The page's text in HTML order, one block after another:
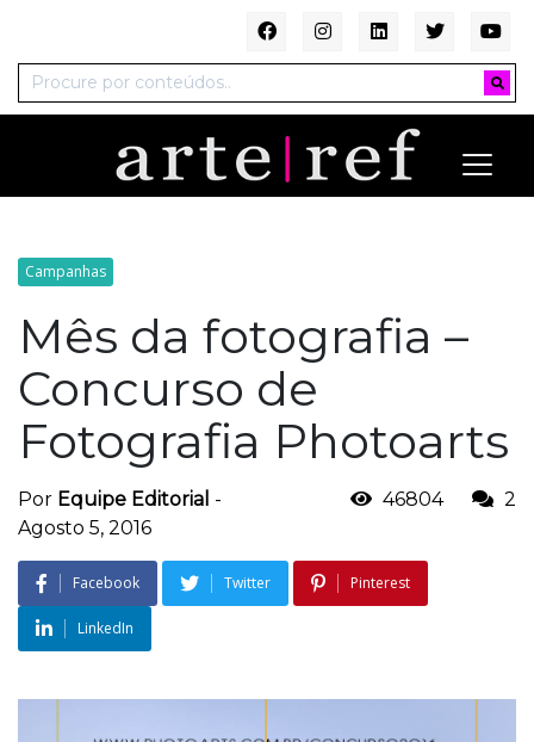
Campanhas
Mês da fotografia –
Concurso de
Fotografia Photoarts
Por Equipe Editorial -
Agosto 5, 2016
46804 2
Facebook Twitter Pinterest
LinkedIn